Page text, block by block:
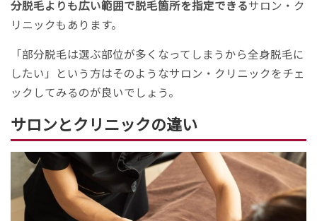
分脱毛よりも広い範囲で脱毛箇所を指定できるサロン・ク
リニックもあります。
「部分脱毛は選ぶ部位が多くなってしまうから全身脱毛に
したい」という方はそのようなサロン・クリニックをチェ
ックしてみるのが良いでしょう。
サロンとクリニックの違い